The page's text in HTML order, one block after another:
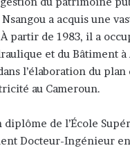
a acquis une
partir de 1983, il a
et du Bâtiment à
l’élaboration du
au Cameroun.
de l’École
Docteur-Ingénieur
prend la
Jean-Emmanuel
vice-